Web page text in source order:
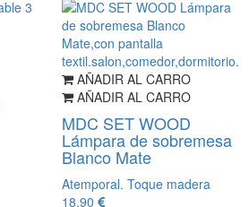
AÑADIR AL CARRO
AÑADIR AL CARRO
MDC SET WOOD
Lámpara de sobremesa
Blanco Mate
Atemporal. Toque madera
18,90